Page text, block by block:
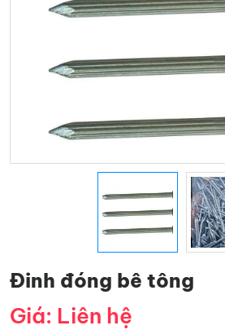
Đinh đóng bê tông
Giá: Liên hệ